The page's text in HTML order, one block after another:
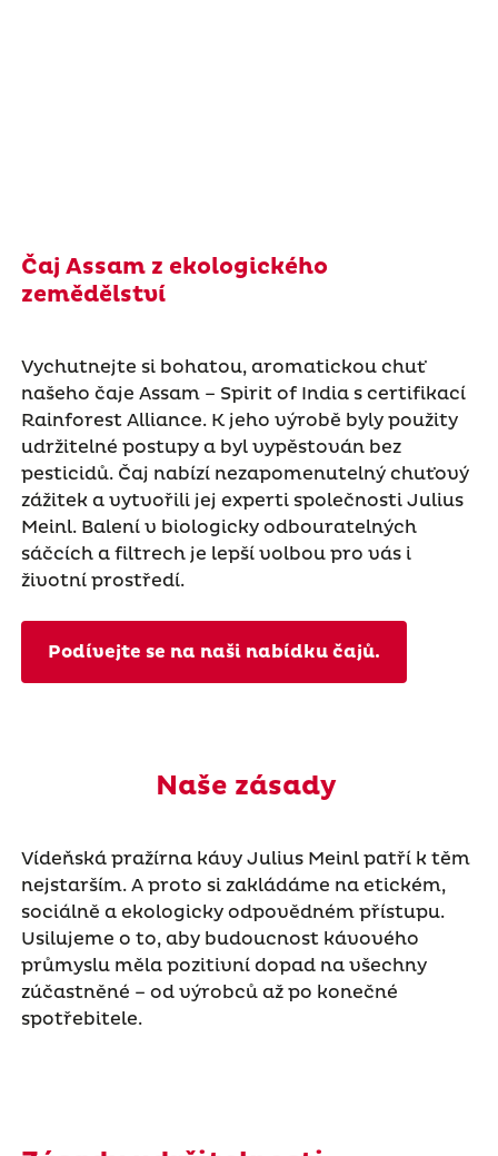
Čaj Assam z ekologického
zemědělství
Vychutnejte si bohatou, aromatickou chuť
našeho čaje Assam – Spirit of India s certifikací
Rainforest Alliance. K jeho výrobě byly použity
udržitelné postupy a byl vypěstován bez
pesticidů. Čaj nabízí nezapomenutelný chuťový
zážitek a vytvořili jej experti společnosti Julius
Meinl. Balení v biologicky odbouratelných
sáčcích a filtrech je lepší volbou pro vás i
životní prostředí.
Podívejte se na naši nabídku čajů.
Naše zásady
Vídeňská pražírna kávy Julius Meinl patří k těm
nejstarším. A proto si zakládáme na etickém,
sociálně a ekologicky odpovědném přístupu.
Usilujeme o to, aby budoucnost kávového
průmyslu měla pozitivní dopad na všechny
zúčastněné – od výrobců až po konečné
spotřebitele.